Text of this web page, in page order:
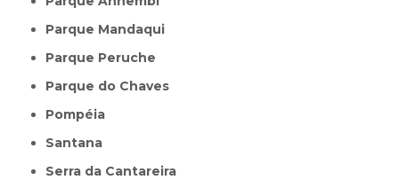
Parque Mandaqui
Parque Peruche
Parque do Chaves
Pompéia
Santana
Serra da Cantareira